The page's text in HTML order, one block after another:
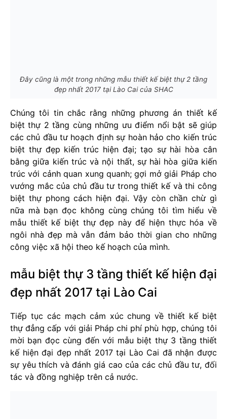
Đây cũng là một trong những mẫu thiết kế biệt thự 2 tầng
đẹp nhất 2017 tại Lào Cai của SHAC
Chúng tôi tin chắc rằng những phương án thiết kế
biệt thự 2 tầng cùng những ưu điểm nổi bật sẽ giúp
các chủ đầu tư hoạch định sự hoàn hảo cho kiến trúc
biệt thự đẹp kiến trúc hiện đại; tạo sự hài hòa cân
bằng giữa kiến trúc và nội thất, sự hài hòa giữa kiến
trúc với cảnh quan xung quanh; gợi mở giải Pháp cho
vướng mắc của chủ đầu tư trong thiết kế và thi công
biệt thự phong cách hiện đại. Vậy còn chần chừ gì
nữa mà bạn đọc không cùng chúng tôi tìm hiểu về
mẫu thiết kế biệt thự đẹp này để hiện thực hóa về
ngôi nhà đẹp mà vẫn đảm bảo thời gian cho những
công việc xã hội theo kế hoạch của mình.
mẫu biệt thự 3 tầng thiết kế hiện đại
đẹp nhất 2017 tại Lào Cai
Tiếp tục các mạch cảm xúc chung về thiết kế biệt
thự đẳng cấp với giải Pháp chi phí phù hợp, chúng tôi
mời bạn đọc cùng đến với mẫu biệt thự 3 tầng thiết
kế hiện đại đẹp nhất 2017 tại Lào Cai đã nhận được
sự yêu thích và đánh giá cao của các chủ đầu tư, đối
tác và đồng nghiệp trên cả nước.